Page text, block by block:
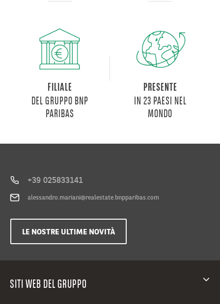
FILIALE
DEL GRUPPO BNP
PARIBAS
PRESENTE
IN 23 PAESI NEL
MONDO
+39 025833141
alessandro.mariani@realestate.bnpparibas.com
LE NOSTRE ULTIME NOVITÀ
SITI WEB DEL GRUPPO